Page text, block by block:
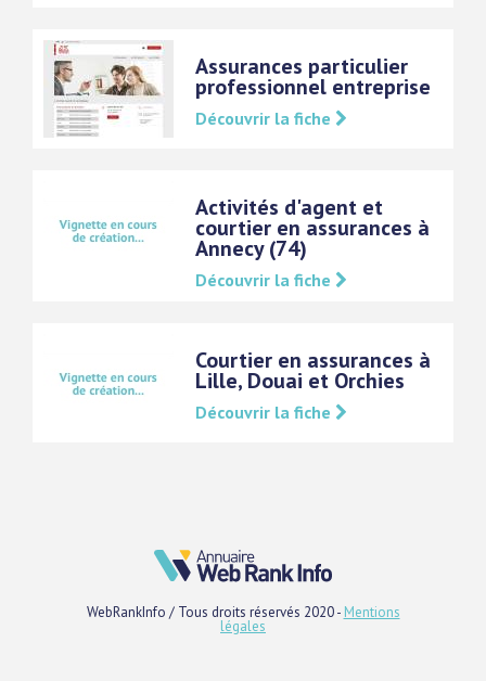
Assurances particulier
professionnel entreprise
Découvrir la fiche
Activités d'agent et
courtier en assurances à
Annecy (74)
Découvrir la fiche
Courtier en assurances à
Lille, Douai et Orchies
Découvrir la fiche
WebRankInfo / Tous droits réservés 2020 - Mentions
légales